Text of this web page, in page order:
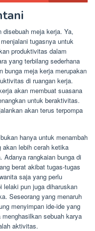
meja kerja. Ya,
tugasnya untuk
produktivitas dalam
yang terbilang sederhana
bunga meja kerja merupakan
di ruangan kerja.
akan membuat suasana
untuk beraktivitas.
akan terus terpompa
hanya untuk menambah
lebih cerah ketika
Adanya rangkaian bunga di
berat akibat tugas-tugas
saja yang perlu
lelaki pun juga diharuskan
Seseorang yang menaruh
menyimpan ide-ide yang
sebuah karya
aktivitas.